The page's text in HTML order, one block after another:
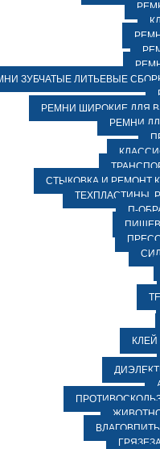
ЗУБЧАТЫЕ ЛИТЬЕВЫЕ
РЕМНИ ШИРОКИЕ ДЛЯ
РЕМНИ
СТЫКОВКА И РЕМОНТ
ТЕХПЛАСТИНЫ,
П-